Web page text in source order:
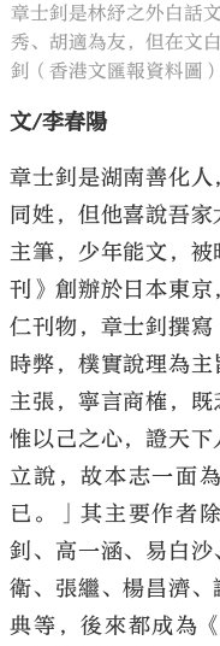
章士釗是林紓之外白話
秀、胡適為友，但在文
釗（香港文匯報資料圖）
文/李春陽
章士釗是湖南善化
同姓，但他喜說吾
主筆，少年能文，
刊》創辦於日本東
仁刊物，章士釗撰
時弊，樸實說理為
主張，寧言商榷，既
惟以己之心，證天
立說，故本志一面
已。」其主要作者
釗、高一涵、易白
衛、張繼、楊昌濟
典等，後來都成為